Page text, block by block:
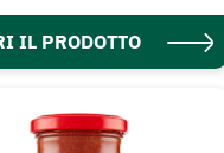
IL PRODOTTO